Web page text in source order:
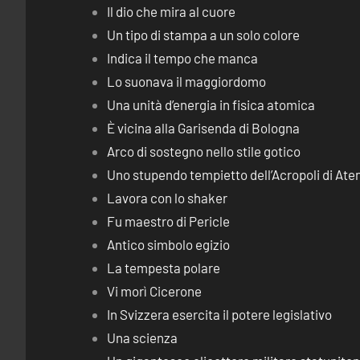
Il dio che mira al cuore
Un tipo di stampa a un solo colore
Indica il tempo che manca
Lo suonava il maggiordomo
Una unità d’energia in fisica atomica
È vicina alla Garisenda di Bologna
Arco di sostegno nello stile gotico
Uno stupendo tempietto dell’Acropoli di
Lavora con lo shaker
Fu maestro di Pericle
Antico simbolo egizio
La tempesta polare
Vi morì Cicerone
In Svizzera esercita il potere legislativo
Una scienza